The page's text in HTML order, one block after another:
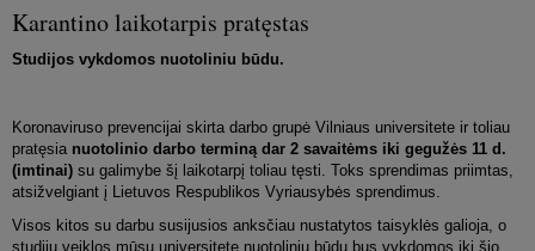
Karantino laikotarpis pratęstas
Studijos vykdomos nuotoliniu būdu.
Koronaviruso prevencijai skirta darbo grupė Vilniaus universitete ir toliau
pratęsia nuotolinio darbo terminą dar 2 savaitėms iki gegužės 11 d.
(imtinai) su galimybe šį laikotarpį toliau tęsti. Toks sprendimas priimtas,
atsižvelgiant į Lietuvos Respublikos Vyriausybės sprendimus.
Visos kitos su darbu susijusios anksčiau nustatytos taisyklės galioja, o
studijų veiklos mūsų universitete nuotoliniu būdu bus vykdomos iki šio